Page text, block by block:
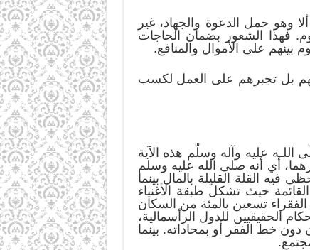
وهو حمل الدعوة والجهاد، غير
فهذا الشعور بضمان الحاجات
على الأموال والمنافع.
بل تجبرهم على العمل لكسب
عليه وآله وسلّم هذه الآية
أي أنه صلى الله عليه وسلم
القلة القليلة بالمال بينما
حيث تشكل طبقة الأغنياء
تسعين بالمئة من السكان
الحقيقيين للدول الرأسمالية،
خط الفقر أو بمحاذاته. بينما